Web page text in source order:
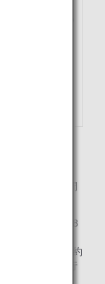
変更を行う区間
（10/3 ANA258
岡-羽田）へ予約
25）にて、旅行